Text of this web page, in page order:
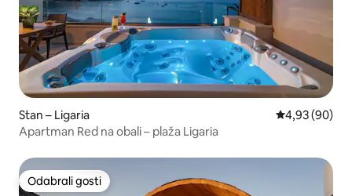
Stan – Ligaria Prosječna
4,93 (90)
Apartman Red na obali – plaža Ligaria
Odabrali gosti
Odabrali gosti